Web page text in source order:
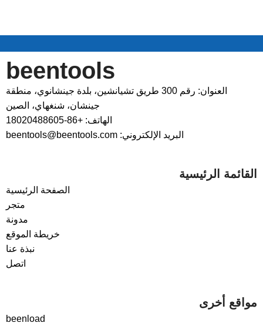
beentools
العنوان: رقم 300 طريق تشيانشين، بلدة جينشانوي، منطقة
جينشان، شنغهاي، الصين
الهاتف: +86-18020488605
البريد الإلكتروني: beentools@beentools.com
القائمة الرئيسية
الصفحة الرئيسية
متجر
مدونة
خريطة الموقع
نبذة عنا
اتصل
مواقع أخرى
beenload